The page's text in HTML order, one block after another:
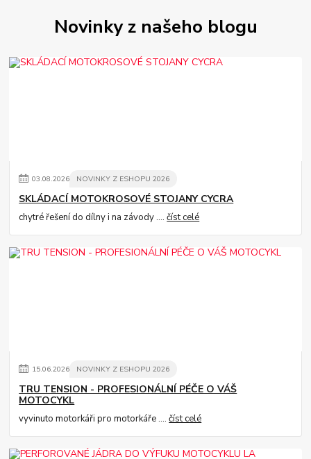
Novinky z našeho blogu
03.08.2026 NOVINKY Z ESHOPU 2026
SKLÁDACÍ MOTOKROSOVÉ STOJANY CYCRA
chytré řešení do dílny i na závody ....číst celé
15.06.2026 NOVINKY Z ESHOPU 2026
TRU TENSION - PROFESIONÁLNÍ PÉČE O VÁŠ
MOTOCYKL
vyvinuto motorkáři pro motorkáře ....číst celé